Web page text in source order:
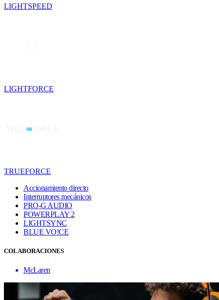
LIGHTSPEED
LIGHTFORCE
TRUEFORCE
Accionamiento directo
Interruptores mecánicos
PRO-G AUDIO
POWERPLAY 2
LIGHTSYNC
BLUE VO!CE
COLABORACIONES
McLaren